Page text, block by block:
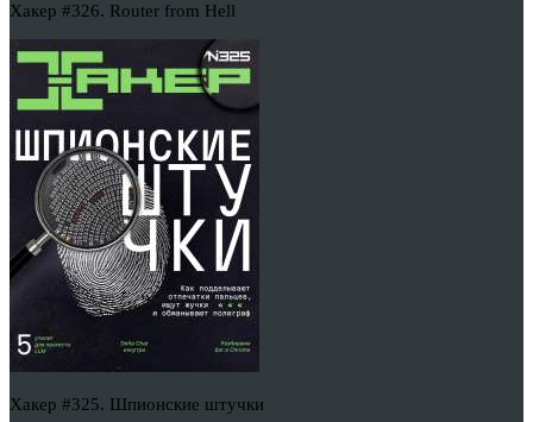
Хакер #326. Router from Hell
Хакер #325. Шпионские штучки